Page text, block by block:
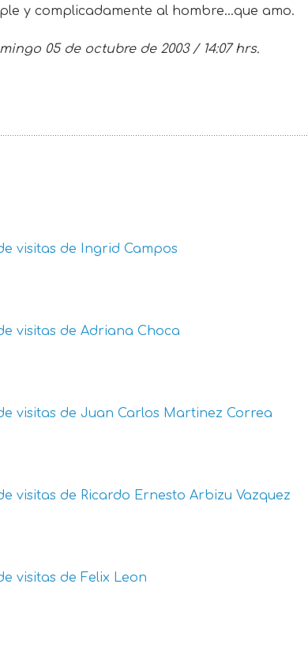
y complicadamente al hombre…que amo.
05 de octubre de 2003 / 14:07 hrs.
visitas de Ingrid Campos
visitas de Adriana Choca
visitas de Juan Carlos Martinez Correa
visitas de Ricardo Ernesto Arbizu Vazquez
visitas de Felix Leon